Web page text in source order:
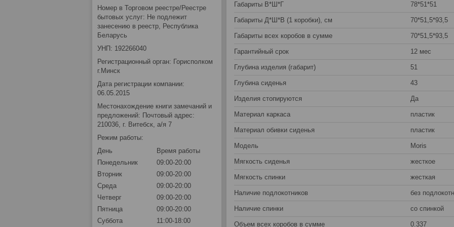
Габариты В*Ш*Г 78*51*51
Габариты Д*Ш*В (1 коробки), см 70*51,5*93,5
Габариты всех коробов в сумме 70*51,5*93,5
Гарантийный срок 12 мес
Глубина изделия (габарит) 51
Глубина сиденья 43
Изделия стопируются Да
Материал каркаса пластик
Материал обивки сиденья пластик
Модель Moris
Мягкость сиденья жесткое
Мягкость спинки жесткая
Наличие подлокотников без
Наличие спинки со спинкой
Объем всех коробов в сумме 0.337
Номер в Торговом реестре/Реестре
бытовых услуг: Не подлежит
занесению в реестр, Республика
Беларусь
УНП: 192266040
Регистрационный орган: Горисполком
г.Минск
Дата регистрации компании:
06.05.2015
Местонахождение книги замечаний и
предложений: Почтовый адрес:
210036, г. Витебск, а/я 7
Режим работы:
День
Время работы
Понедельник
09:00-20:00
Вторник
09:00-20:00
Среда
09:00-20:00
Четверг
09:00-20:00
Пятница
09:00-20:00
Суббота
11:00-18:00